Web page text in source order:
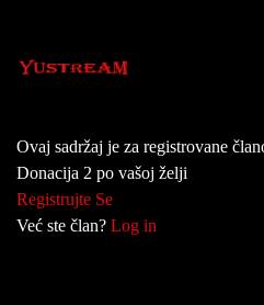
Ovaj sadržaj je za registrovane
Donacija 2 po vašoj želji
Registrujte Se
Već ste član? Log in